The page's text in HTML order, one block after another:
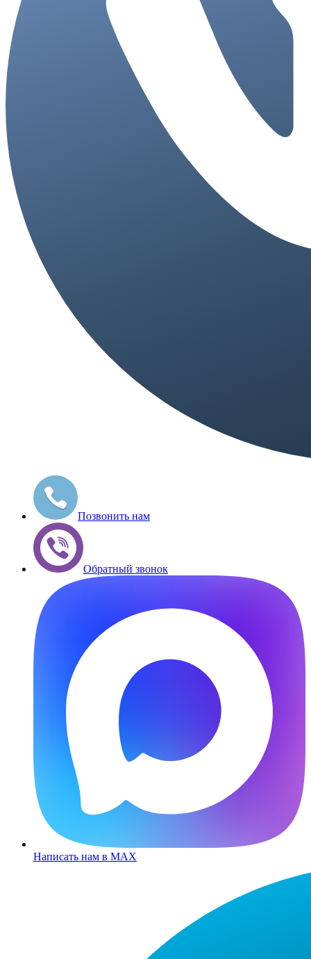
Позвонить нам
Обратный звонок
Написать нам в MAX